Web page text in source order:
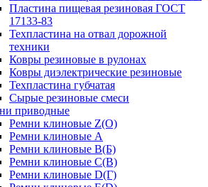
Пластина пищевая резиновая ГОСТ
17133-83
Техпластина на отвал дорожной
техники
Ковры резиновые в рулонах
Ковры диэлектрические резиновые
Техпластина губчатая
Сырые резиновые смеси
приводные
Ремни клиновые Z(О)
Ремни клиновые A
Ремни клиновые B(Б)
Ремни клиновые C(В)
Ремни клиновые D(Г)